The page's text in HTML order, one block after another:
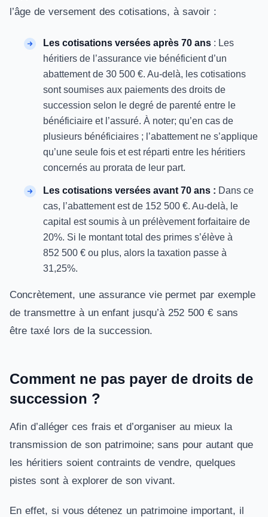
l’âge de versement des cotisations, à savoir :
Les cotisations versées après 70 ans : Les
héritiers de l’assurance vie bénéficient d’un
abattement de 30 500 €. Au-delà, les cotisations
sont soumises aux paiements des droits de
succession selon le degré de parenté entre le
bénéficiaire et l’assuré. À noter; qu’en cas de
plusieurs bénéficiaires ; l’abattement ne s’applique
qu’une seule fois et est réparti entre les héritiers
concernés au prorata de leur part.
Les cotisations versées avant 70 ans : Dans ce
cas, l’abattement est de 152 500 €. Au-delà, le
capital est soumis à un prélèvement forfaitaire de
20%. Si le montant total des primes s’élève à
852 500 € ou plus, alors la taxation passe à
31,25%.
Concrètement, une assurance vie permet par exemple
de transmettre à un enfant jusqu’à 252 500 € sans
être taxé lors de la succession.
Comment ne pas payer de droits de
succession ?
Afin d’alléger ces frais et d’organiser au mieux la
transmission de son patrimoine; sans pour autant que
les héritiers soient contraints de vendre, quelques
pistes sont à explorer de son vivant.
En effet, si vous détenez un patrimoine important, il